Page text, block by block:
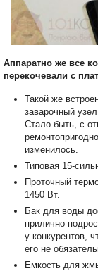
Аппаратно же все
перекочевали с
Такой же
заварочный
Стало быть, с
изменилось.
Типовая 15-
Проточный
1450 Вт.
Бак для воды
прилично
у конкурентов,
его не
Емкость для